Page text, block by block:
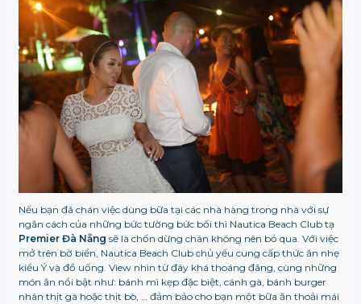
Nếu bạn đã chán việc dùng bữa tại các nhà hàng trong nhà với sự
ngăn cách của những bức tường bức bối thì Nautica Beach Club tạ
Premier Đà Nẵng sẽ là chốn dừng chân không nên bỏ qua. Với việc
mở trên bờ biển, Nautica Beach Club chủ yếu cung cấp thức ăn nhẹ
kiểu Ý và đồ uống. View nhìn từ đây khá thoáng đãng, cùng những
món ăn nổi bật như: bánh mì kẹp đặc biệt, cánh gà, bánh burger
nhân thịt gà hoặc thịt bò, … đảm bảo cho bạn một bữa ăn thoải mái